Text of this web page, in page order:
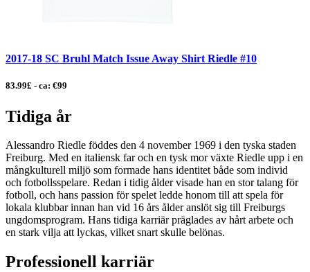
2017-18 SC Bruhl Match Issue Away Shirt Riedle #10
83.99£ - ca: €99
Tidiga år
Alessandro Riedle föddes den 4 november 1969 i den tyska staden
Freiburg. Med en italiensk far och en tysk mor växte Riedle upp i en
mångkulturell miljö som formade hans identitet både som individ
och fotbollsspelare. Redan i tidig ålder visade han en stor talang för
fotboll, och hans passion för spelet ledde honom till att spela för
lokala klubbar innan han vid 16 års ålder anslöt sig till Freiburgs
ungdomsprogram. Hans tidiga karriär präglades av hårt arbete och
en stark vilja att lyckas, vilket snart skulle belönas.
Professionell karriär